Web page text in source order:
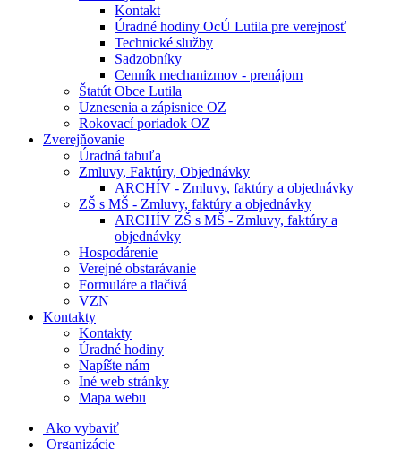
Kontakt
Úradné hodiny OcÚ Lutila pre verejnosť
Technické služby
Sadzobníky
Cenník mechanizmov - prenájom
Štatút Obce Lutila
Uznesenia a zápisnice OZ
Rokovací poriadok OZ
Zverejňovanie
Úradná tabuľa
Zmluvy, Faktúry, Objednávky
ARCHÍV - Zmluvy, faktúry a objednávky
ZŠ s MŠ - Zmluvy, faktúry a objednávky
ARCHÍV ZŠ s MŠ - Zmluvy, faktúry a
objednávky
Hospodárenie
Verejné obstarávanie
Formuláre a tlačivá
VZN
Kontakty
Kontakty
Úradné hodiny
Napíšte nám
Iné web stránky
Mapa webu
Ako vybaviť
Organizácie